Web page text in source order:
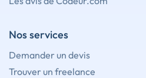
Nos services
Demander un devis
Trouver un freelance